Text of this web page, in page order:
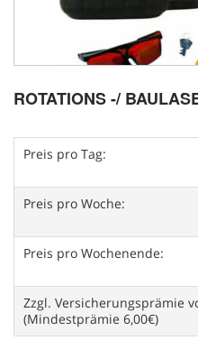
ROTATIONS -/
Preis pro Tag:
Preis pro Woche:
Preis pro Wochenende:
Zzgl. Versicherungsprämie
(Mindestprämie 6,00€)